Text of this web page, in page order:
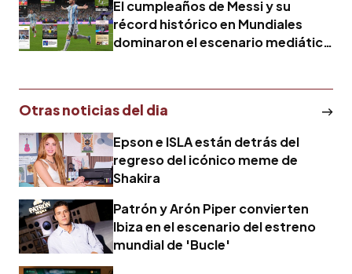
El cumpleaños de Messi y su
récord histórico en Mundiales
dominaron el escenario mediático
Otras noticias del dia
Epson e ISLA están detrás del
regreso del icónico meme de
Shakira
Patrón y Arón Piper convierten
Ibiza en el escenario del estreno
mundial de 'Bucle'